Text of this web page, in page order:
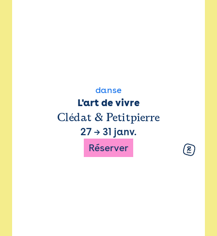
danse
L'art de vivre
Clédat & Petitpierre
27 → 31 janv.
Réserver